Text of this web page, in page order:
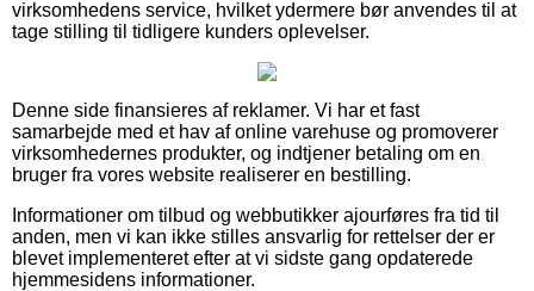
virksomhedens service, hvilket ydermere bør anvendes til at
tage stilling til tidligere kunders oplevelser.
Denne side finansieres af reklamer. Vi har et fast
samarbejde med et hav af online varehuse og promoverer
virksomhedernes produkter, og indtjener betaling om en
bruger fra vores website realiserer en bestilling.
Informationer om tilbud og webbutikker ajourføres fra tid til
anden, men vi kan ikke stilles ansvarlig for rettelser der er
blevet implementeret efter at vi sidste gang opdaterede
hjemmesidens informationer.